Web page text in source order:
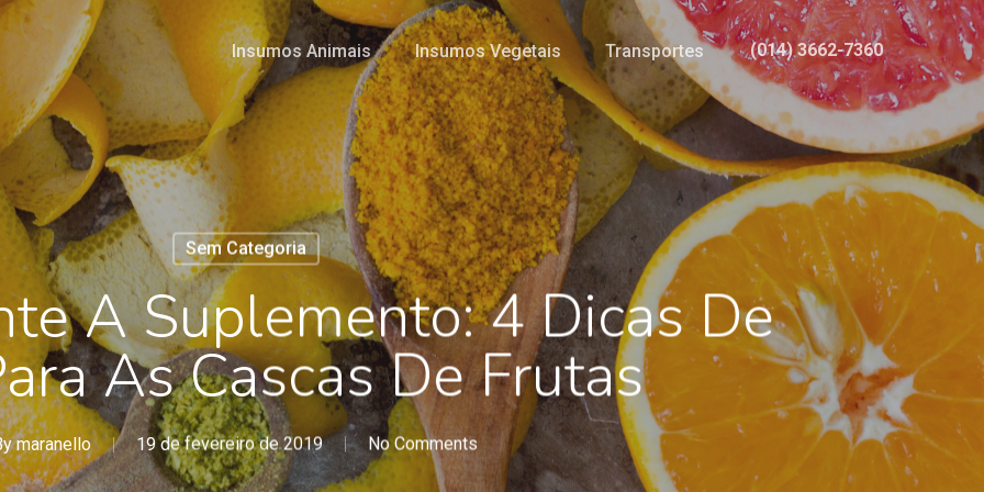
Insumos Animais Insumos Vegetais Transportes (014) 3662-7360
Sem Categoria
A Suplemento: 4 Dicas De
As Cascas De Frutas
maranello 19 de fevereiro de 2019 No Comments